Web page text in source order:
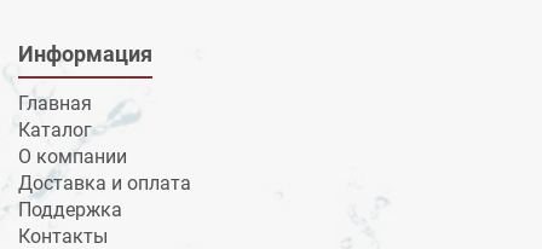
Информация
Главная
Каталог
О компании
Доставка и оплата
Поддержка
Контакты